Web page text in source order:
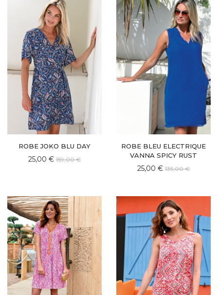
ROBE JOKO BLU DAY
25,00 € 159,00 €
ROBE BLEU ELECTRIQUE
VANNA SPICY RUST
25,00 € 135,00 €